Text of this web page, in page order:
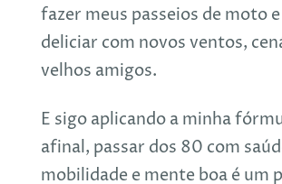
fazer meus passeios de moto
deliciar com novos ventos,
velhos amigos.
E sigo aplicando a minha
afinal, passar dos 80 com
mobilidade e mente boa é um